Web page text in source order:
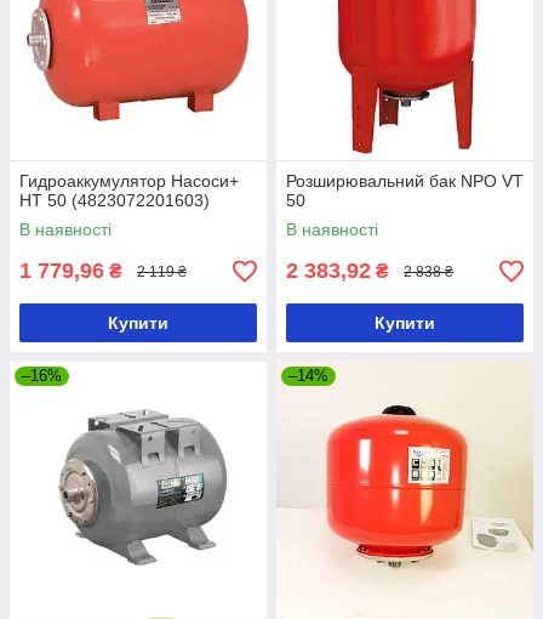
Гидроаккумулятор Насоси+
HT 50 (4823072201603)
В наявності
1 779,96 ₴ 2 119 ₴
Купити
Розширювальний бак NPO VT
50
В наявності
2 383,92 ₴ 2 838 ₴
Купити
–16% –14%